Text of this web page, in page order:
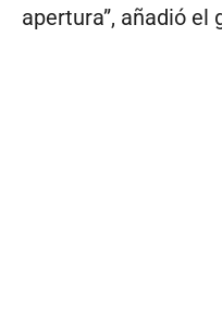
apertura”, añadió el